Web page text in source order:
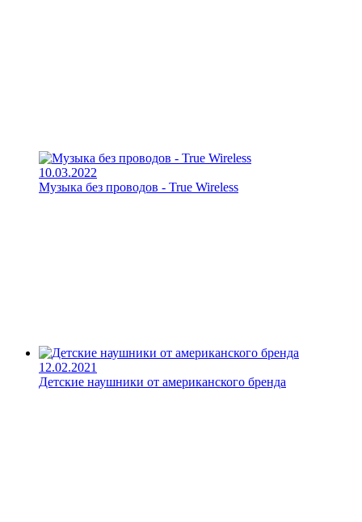
10.03.2022
Музыка без проводов - True Wireless
12.02.2021
Детские наушники от американского бренда